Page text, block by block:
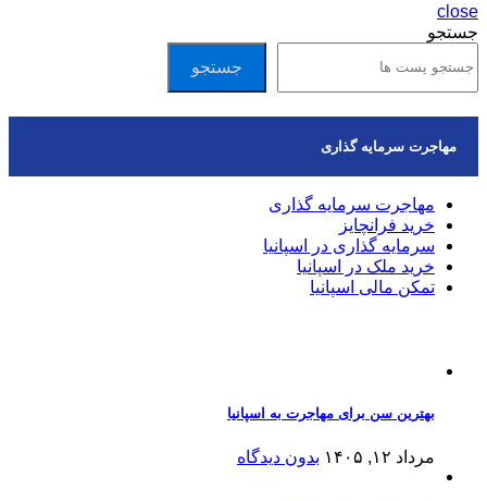
close
جستجو
جستجو
مهاجرت سرمایه گذاری
مهاجرت سرمایه گذاری
خرید فرانچایز
سرمایه گذاری در اسپانیا
خرید ملک در اسپانیا
تمکن مالی اسپانیا
بهترین سن برای مهاجرت به اسپانیا
مرداد ۱۲, ۱۴۰۵ بدون دیدگاه